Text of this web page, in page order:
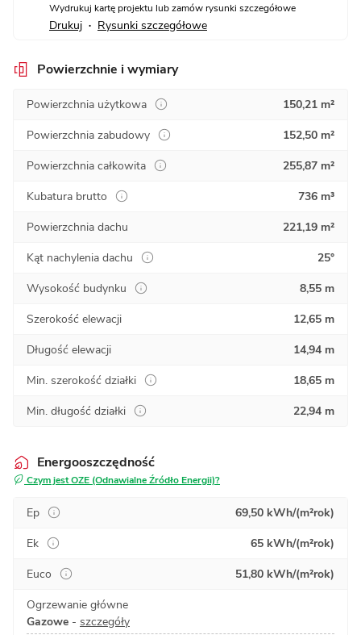
Wydrukuj kartę projektu lub zamów rysunki szczegółowe
Drukuj • Rysunki szczegółowe
Powierzchnie i wymiary
Powierzchnia użytkowa
150,21 m²
Powierzchnia zabudowy
152,50 m²
Powierzchnia całkowita
255,87 m²
Kubatura brutto
736 m³
Powierzchnia dachu
221,19 m²
Kąt nachylenia dachu
25°
Wysokość budynku
8,55 m
Szerokość elewacji
12,65 m
Długość elewacji
14,94 m
Min. szerokość działki
18,65 m
Min. długość działki
22,94 m
Energooszczędność
Czym jest OZE (Odnawialne Źródło Energii)?
Ep
69,50 kWh/(m²rok)
Ek
65 kWh/(m²rok)
Euco
51,80 kWh/(m²rok)
Ogrzewanie główne
Gazowe - szczegóły